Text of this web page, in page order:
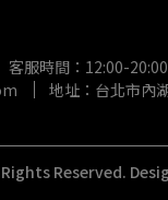
客服時間：12:00-20:00
地址：台北市內
Reserved.